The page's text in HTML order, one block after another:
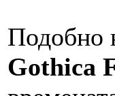
Подобно
Gothica